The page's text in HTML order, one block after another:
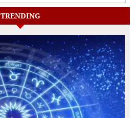
TRENDING